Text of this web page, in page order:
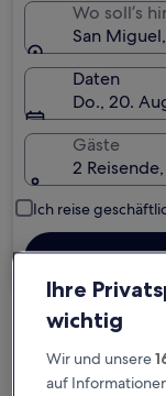
Wo soll’s
San
Daten
Do., 20.
Gäste
2
Ich reise
Ihre
wichtig
Wir und unsere
auf